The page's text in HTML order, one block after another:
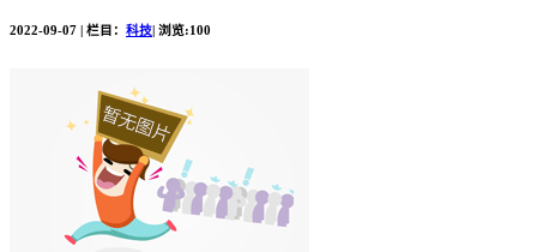
2022-09-07 | 栏目： 科技 | 浏览:100